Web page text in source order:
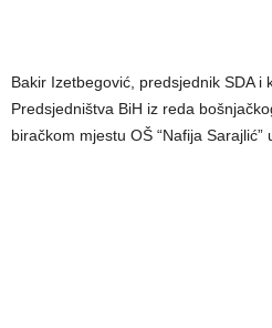
Bakir Izetbegović, predsjednik SDA i
Predsjedništva BiH iz reda
biračkom mjestu OŠ “Nafija Sarajlić”